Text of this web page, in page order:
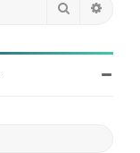
Rechercher